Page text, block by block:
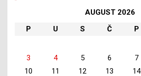
AUGUST 2026
P
U S Č P
3
4 5 6 7
10
11 12 13 14